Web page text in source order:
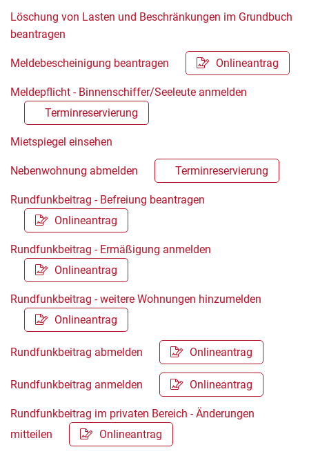
Löschung von Lasten und Beschränkungen im Grundbuch
beantragen
Meldebescheinigung beantragen Onlineantrag
Meldepflicht - Binnenschiffer/Seeleute anmelden
Terminreservierung
Mietspiegel einsehen
Nebenwohnung abmelden Terminreservierung
Rundfunkbeitrag - Befreiung beantragen
Onlineantrag
Rundfunkbeitrag - Ermäßigung anmelden
Onlineantrag
Rundfunkbeitrag - weitere Wohnungen hinzumelden
Onlineantrag
Rundfunkbeitrag abmelden Onlineantrag
Rundfunkbeitrag anmelden Onlineantrag
Rundfunkbeitrag im privaten Bereich - Änderungen
mitteilen
Onlineantrag